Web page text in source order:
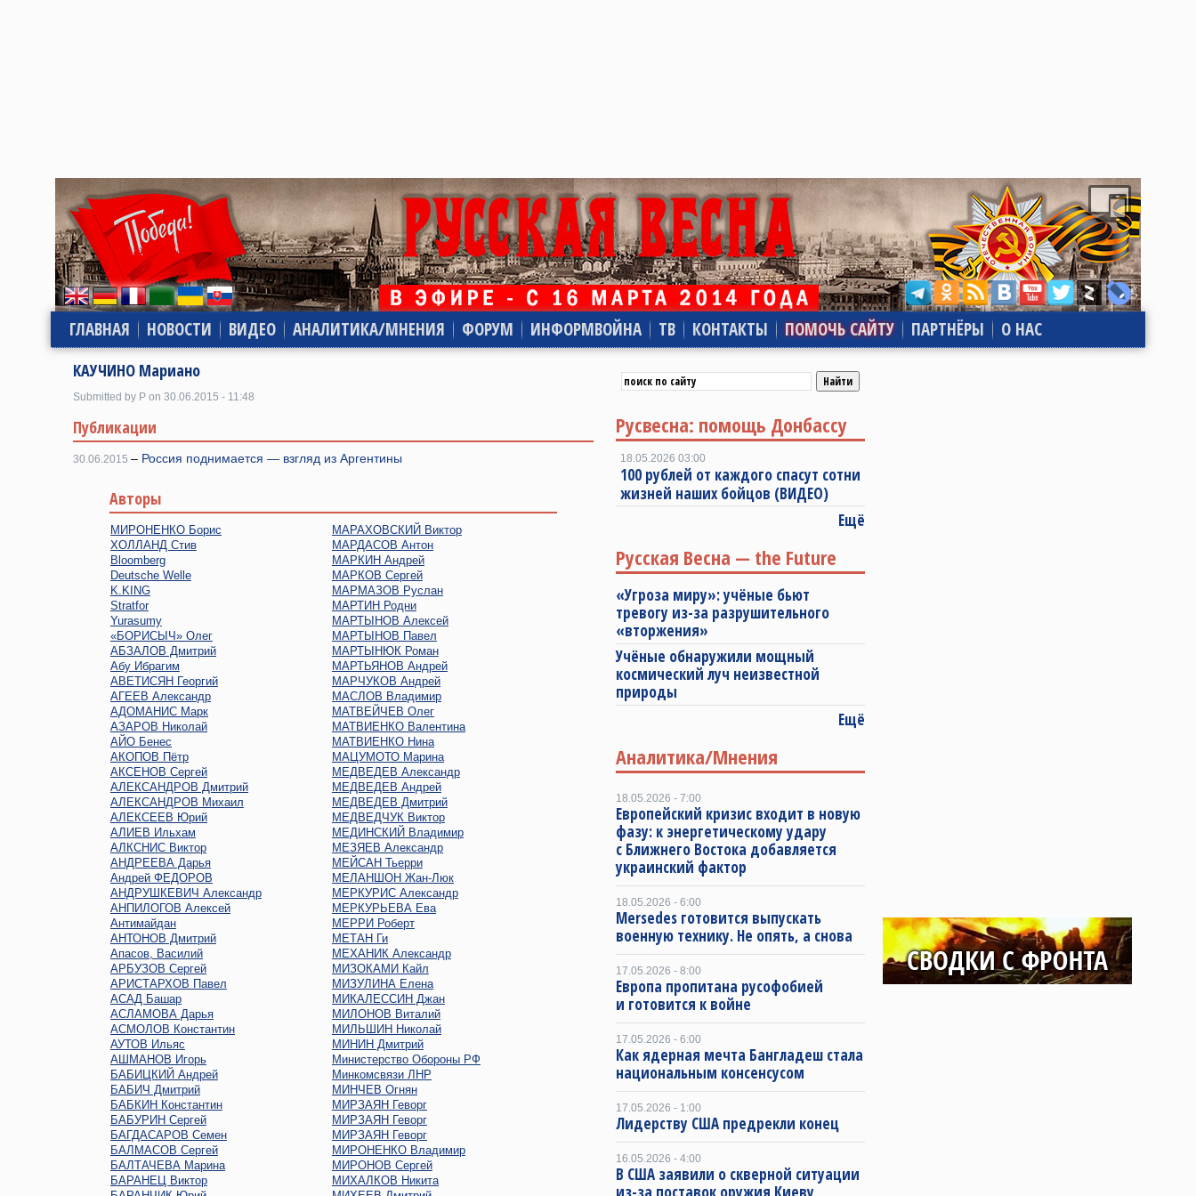
ГЛАВНАЯ НОВОСТИ ВИДЕО АНАЛИТИКА/МНЕНИЯ ФОРУМ ИНФОРМВОЙНА ТВ КОНТАКТЫ ПОМОЧЬ САЙТУ ПАРТНЁРЫ О НАС
КАУЧИНО Мариано
Submitted by P on 30.06.2015 - 11:48
Публикации
30.06.2015 – Россия поднимается — взгляд из Аргентины
Авторы
МИРОНЕНКО Борис
МАРАХОВСКИЙ Виктор
ХОЛЛАНД Стив
МАРДАСОВ Антон
Bloomberg
МАРКИН Андрей
Deutsche Welle
МАРКОВ Сергей
K.KING
МАРМАЗОВ Руслан
Stratfor
МАРТИН Родни
Yurasumy
МАРТЫНОВ Алексей
«БОРИСЫЧ» Олег
МАРТЫНОВ Павел
АБЗАЛОВ Дмитрий
МАРТЫНЮК Роман
Абу Ибрагим
МАРТЬЯНОВ Андрей
АВЕТИСЯН Георгий
МАРЧУКОВ Андрей
АГЕЕВ Александр
МАСЛОВ Владимир
АДОМАНИС Марк
МАТВЕЙЧЕВ Олег
АЗАРОВ Николай
МАТВИЕНКО Валентина
АЙО Бенес
МАТВИЕНКО Нина
АКОПОВ Пётр
МАЦУМОТО Марина
АКСЕНОВ Сергей
МЕДВЕДЕВ Александр
АЛЕКСАНДРОВ Дмитрий
МЕДВЕДЕВ Андрей
АЛЕКСАНДРОВ Михаил
МЕДВЕДЕВ Дмитрий
АЛЕКСЕЕВ Юрий
МЕДВЕДЧУК Виктор
АЛИЕВ Ильхам
МЕДИНСКИЙ Владимир
АЛКСНИС Виктор
МЕЗЯЕВ Александр
АНДРЕЕВА Дарья
МЕЙСАН Тьерри
Андрей ФЕДОРОВ
МЕЛАНШОН Жан-Люк
АНДРУШКЕВИЧ Александр
МЕРКУРИС Александр
АНПИЛОГОВ Алексей
МЕРКУРЬЕВА Ева
Антимайдан
МЕРРИ Роберт
АНТОНОВ Дмитрий
МЕТАН Ги
Апасов, Василий
МЕХАНИК Александр
АРБУЗОВ Сергей
МИЗОКАМИ Кайл
АРИСТАРХОВ Павел
МИЗУЛИНА Елена
АСАД Башар
МИКАЛЕССИН Джан
АСЛАМОВА Дарья
МИЛОНОВ Виталий
АСМОЛОВ Константин
МИЛЬШИН Николай
АУТОВ Ильяс
МИНИН Дмитрий
АШМАНОВ Игорь
Министерство Обороны РФ
БАБИЦКИЙ Андрей
Минкомсвязи ЛНР
БАБИЧ Дмитрий
МИНЧЕВ Oгнян
БАБКИН Константин
МИРЗАЯН Геворг
БАБУРИН Сергей
МИРЗАЯН Геворг
БАГДАСАРОВ Семен
МИРЗАЯН Геворг
БАЛМАСОВ Сергей
МИРОНЕНКО Владимир
БАЛТАЧЕВА Марина
МИРОНОВ Сергей
БАРАНЕЦ Виктор
МИХАЛКОВ Никита
Русвесна: помощь Донбассу
18.05.2026 03:00
100 рублей от каждого спасут сотни
жизней наших бойцов (ВИДЕО)
Ещё
Русская Весна — the Future
«Угроза миру»: учёные бьют
тревогу из-за разрушительного
«вторжения»
Учёные обнаружили мощный
космический луч неизвестной
природы
Ещё
Аналитика/Мнения
18.05.2026 - 7:00
Европейский кризис входит в новую
фазу: к энергетическому удару
с Ближнего Востока добавляется
украинский фактор
18.05.2026 - 6:00
Mersedes готовится выпускать
военную технику. Не опять, а снова
17.05.2026 - 8:00
Европа пропитана русофобией
и готовится к войне
17.05.2026 - 6:00
Как ядерная мечта Бангладеш стала
национальным консенсусом
17.05.2026 - 1:00
Лидерству США предрекли конец
16.05.2026 - 4:00
В США заявили о скверной ситуации